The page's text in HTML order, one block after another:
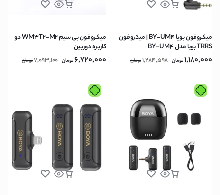
میکروفون بویا BY-UM4 | میکروفون
TRRS بویا مدل BY-UM4
1,180,000تومان 1,284,598تومان
میکروفون بی سیم WM3T2-M2 دو
کاربره دوربین
6,720,000تومان 7,093,100تومان